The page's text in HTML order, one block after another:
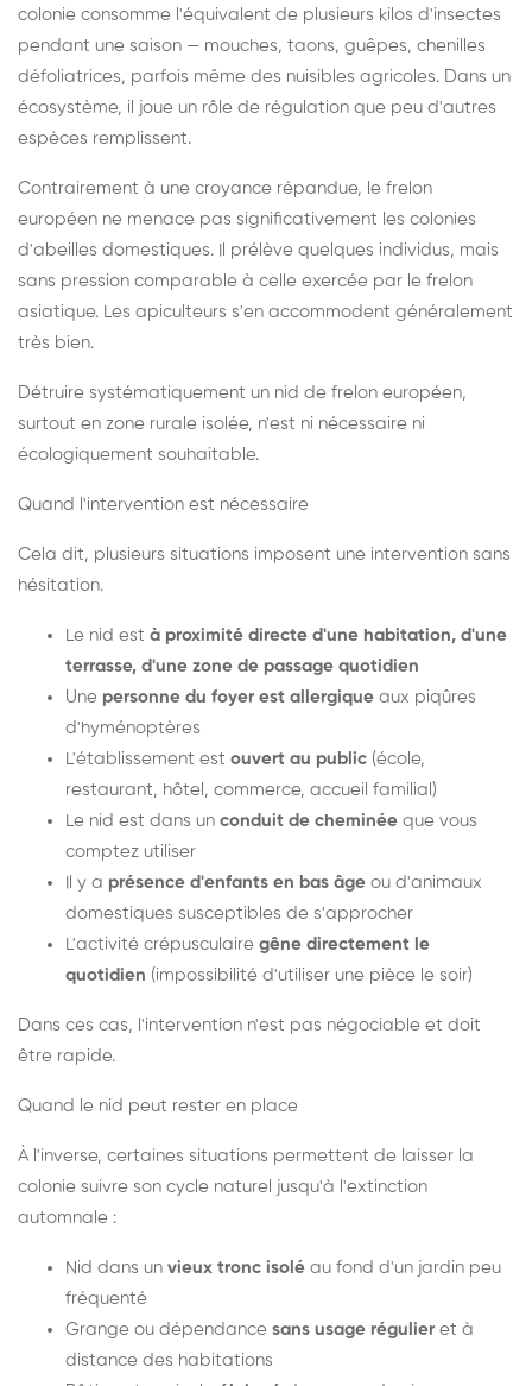
colonie consomme l'équivalent de plusieurs kilos d'insectes
pendant une saison — mouches, taons, guêpes, chenilles
défoliatrices, parfois même des nuisibles agricoles. Dans un
écosystème, il joue un rôle de régulation que peu d'autres
espèces remplissent.
Contrairement à une croyance répandue, le frelon
européen ne menace pas significativement les colonies
d'abeilles domestiques. Il prélève quelques individus, mais
sans pression comparable à celle exercée par le frelon
asiatique. Les apiculteurs s'en accommodent généralement
très bien.
Détruire systématiquement un nid de frelon européen,
surtout en zone rurale isolée, n'est ni nécessaire ni
écologiquement souhaitable.
Quand l'intervention est nécessaire
Cela dit, plusieurs situations imposent une intervention sans
hésitation.
Le nid est à proximité directe d'une habitation, d'une
terrasse, d'une zone de passage quotidien
Une personne du foyer est allergique aux piqûres
d'hyménoptères
L'établissement est ouvert au public (école,
restaurant, hôtel, commerce, accueil familial)
Le nid est dans un conduit de cheminée que vous
comptez utiliser
Il y a présence d'enfants en bas âge ou d'animaux
domestiques susceptibles de s'approcher
L'activité crépusculaire gêne directement le
quotidien (impossibilité d'utiliser une pièce le soir)
Dans ces cas, l'intervention n'est pas négociable et doit
être rapide.
Quand le nid peut rester en place
À l'inverse, certaines situations permettent de laisser la
colonie suivre son cycle naturel jusqu'à l'extinction
automnale :
Nid dans un vieux tronc isolé au fond d'un jardin peu
fréquenté
Grange ou dépendance sans usage régulier et à
distance des habitations